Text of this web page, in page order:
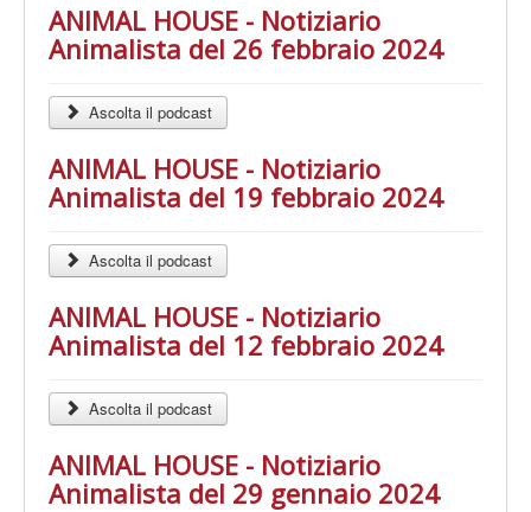
ANIMAL HOUSE - Notiziario
Animalista del 26 febbraio 2024
Ascolta il podcast
ANIMAL HOUSE - Notiziario
Animalista del 19 febbraio 2024
Ascolta il podcast
ANIMAL HOUSE - Notiziario
Animalista del 12 febbraio 2024
Ascolta il podcast
ANIMAL HOUSE - Notiziario
Animalista del 29 gennaio 2024